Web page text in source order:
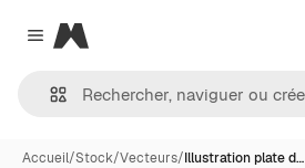
Close menu
Magnific
Accueil/Stock/Vecteurs/Illustration plate d…